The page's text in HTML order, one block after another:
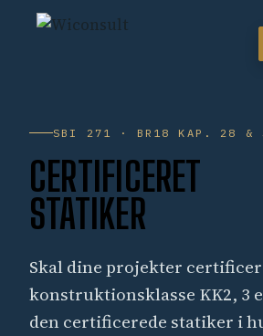
SBI 271 · BR18 KAP. 28 &
CERTIFICERET
STATIKER
Skal dine projekter
konstruktionsklasse KK2, 3
den certificerede statiker i